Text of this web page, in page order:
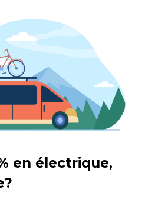
en électrique,